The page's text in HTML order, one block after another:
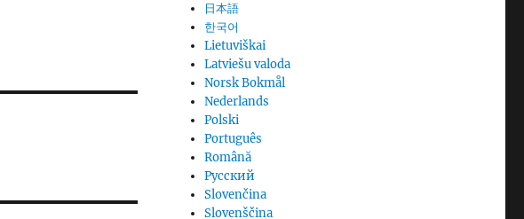
日本語
한국어
Lietuviškai
Latviešu valoda
Norsk Bokmål
Nederlands
Polski
Português
Română
Русский
Slovenčina
Slovenščina